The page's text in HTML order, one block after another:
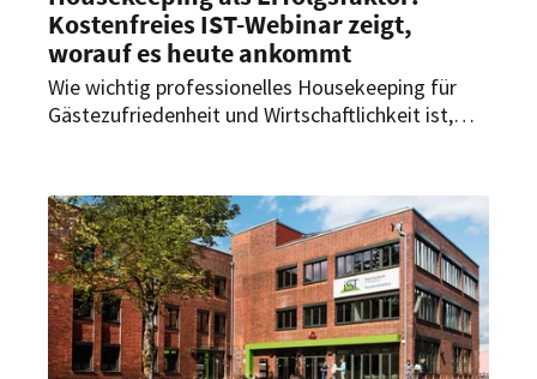
Kostenfreies IST-Webinar zeigt,
worauf es heute ankommt
Wie wichtig professionelles Housekeeping für
Gästezufriedenheit und Wirtschaftlichkeit ist,
Herausforderungen, Best Practices und künftige
Entwicklungen.